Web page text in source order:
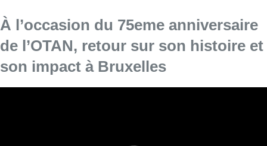
À l’occasion du 75eme anniversaire
de l’OTAN, retour sur son histoire et
son impact à Bruxelles